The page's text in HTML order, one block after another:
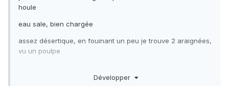
houle
eau sale, bien chargée
assez désertique, en fouinant un peu je trouve 2 araignées,
vu un poulpe
Développer